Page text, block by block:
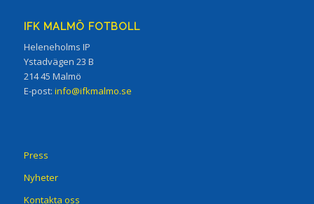
IFK MALMÖ FOTBOLL
Heleneholms IP
Ystadvägen 23 B
214 45 Malmö
E-post: info@ifkmalmo.se
Press
Nyheter
Kontakta oss